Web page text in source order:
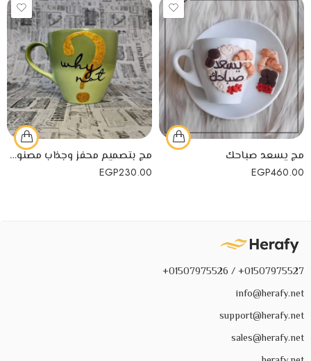
مج يسعد صباحك
EGP460.00
مج بتصميم محفز وجذاب مصنوع يدويًا من البورسلين
EGP230.00
01507975527+ / 01507975526+
info@herafy.net
support@herafy.net
sales@herafy.net